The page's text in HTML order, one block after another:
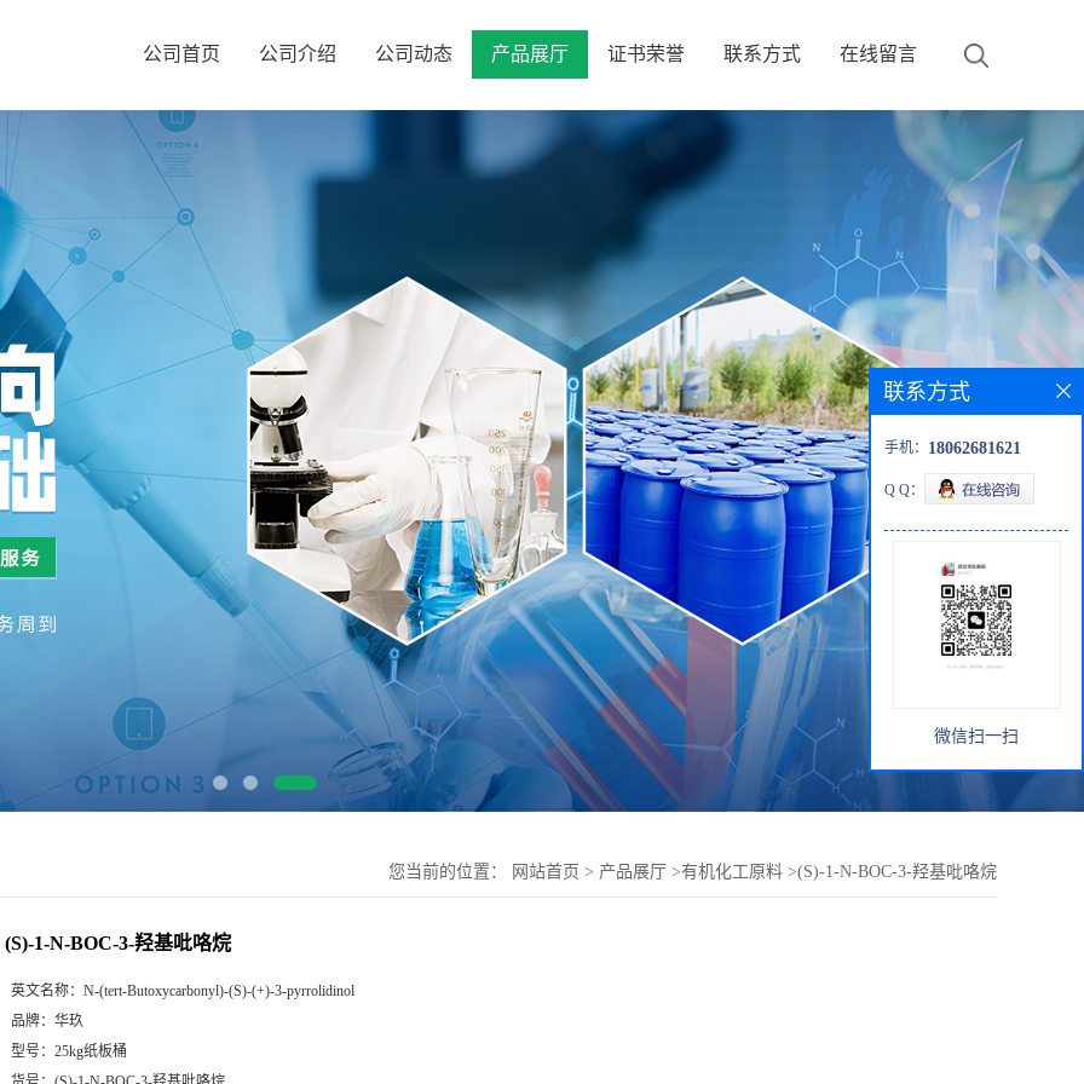
公司首页 公司介绍 公司动态 产品展厅 证书荣誉 联系方式 在线留言
您当前的位置： 网站首页 > 产品展厅 >有机化工原料 >(S)-1-N-BOC-3-羟基吡咯烷
(S)-1-N-BOC-3-羟基吡咯烷
英文名称： N-(tert-Butoxycarbonyl)-(S)-(+)-3-pyrrolidinol
品牌： 华玖
型号： 25kg纸板桶
联系方式
手机： 18062681621
Q Q：
微信扫一扫